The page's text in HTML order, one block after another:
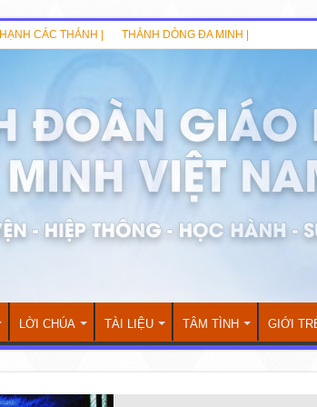
HẠNH CÁC THÁNH | THÁNH DÒNG ĐA MINH |
LỜI CHÚA TÀI LIỆU TÂM TÌNH GIỚI